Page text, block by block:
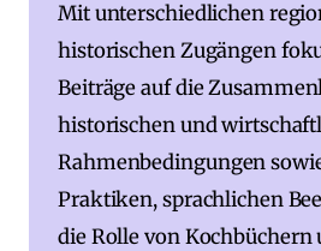
Mit unterschiedlichen
historischen Zugängen
Beiträge auf die
historischen und
Rahmenbedingungen
Praktiken, sprachlichen
die Rolle von Kochbüchern